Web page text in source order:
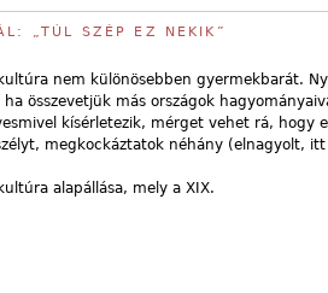
„TÚL SZÉP EZ NEKIK”
nem különösebben gyermekbarát.
ha összevetjük más országok
kísérletezik, mérget vehet rá, hogy
megkockáztatok néhány (elnagyolt,
alapállása, mely a XIX.